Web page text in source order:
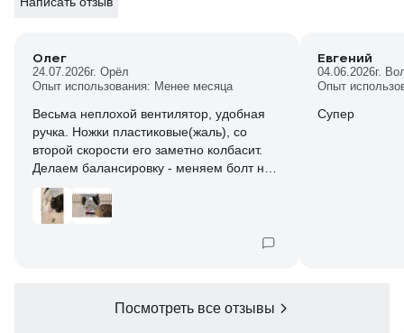
Олег
24.07.2026г. Орёл
Опыт использования: Менее месяца
Весьма неплохой вентилятор, удобная
ручка. Ножки пластиковые(жаль), со
второй скорости его заметно колбасит.
Делаем балансировку - меняем болт на
установочный винт и в одно из отверстий
лопастей экспериментальным путем (при
необходимости) загоняем груз - винт и
Евгений
04.06.2026г.
Опыт
Супер
Посмотреть все отзывы